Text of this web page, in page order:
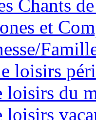
Chants
et
loisirs
loisirs du
loisirs